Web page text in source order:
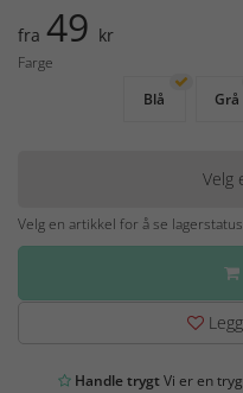
fra 49 kr
Farge
Blå
Grå
Velg
Velg en artikkel for å se
Handle trygtVi er en